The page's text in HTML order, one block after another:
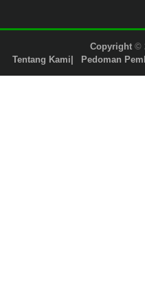
Copyright©
Tentang Kami
Pedoman